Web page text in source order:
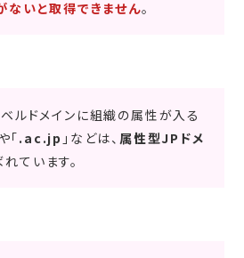
ないと取得できません。
ルドメインに組織の属性が入る
「.ac.jp 」などは、 属性型JPドメ
ています。